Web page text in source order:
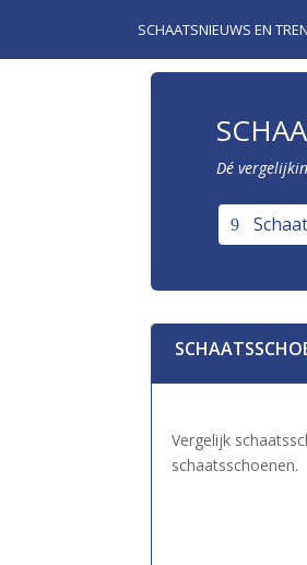
SCHAATSNIEUWS EN
Dé
Vergelijk
schaatsschoenen.